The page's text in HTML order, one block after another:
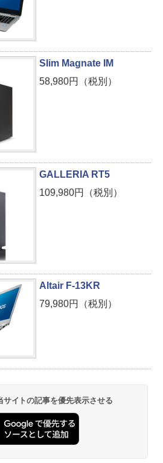
Slim Magnate IM
58,980円（税別）
GALLERIA RT5
109,980円（税別）
Altair F-13KR
79,980円（税別）
イトの記事を優先表示させる